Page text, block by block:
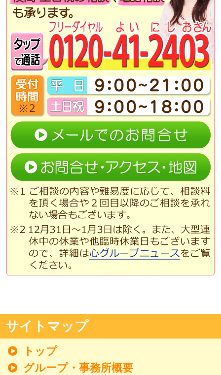
サイトマップ
トップ
グループ・事務所概要